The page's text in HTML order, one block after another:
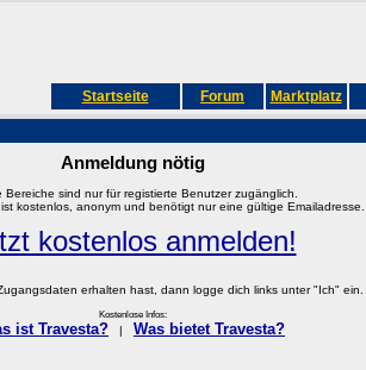
Startseite Forum Marktplatz
Anmeldung nötig
Bereiche sind nur für registierte Benutzer zugänglich.
kostenlos, anonym und benötigt nur eine gültige Emailadresse.
kostenlos anmelden!
erhalten hast, dann logge dich links unter "Ich" ein.
Kostenlose Infos:
ist Travesta? Was bietet Travesta?